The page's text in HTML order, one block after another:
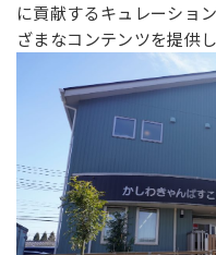
に貢献するキュレーショ
ざまなコンテンツを提供